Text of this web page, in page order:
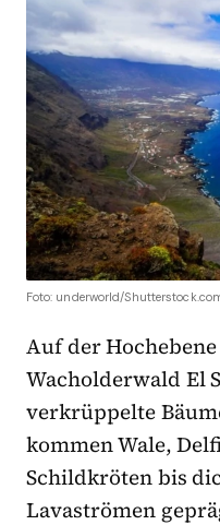
Foto: underworld/
Auf der
Wacholderwald El
verkrüppelte
kommen Wale,
Schildkröten bis
Lavaströmen